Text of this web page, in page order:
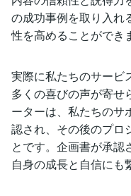
の成功事例を取り入れ
性を高めることができ
実際に私たちのサービ
多くの喜びの声が寄せ
ーターは、私たちのサ
認され、その後のプロ
とです。企画書が承認
自身の成長と自信にも